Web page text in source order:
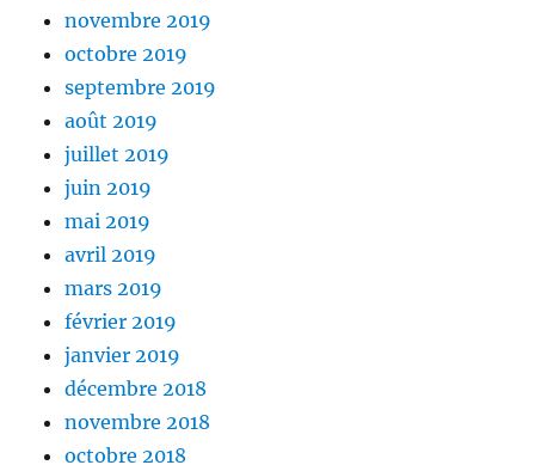
novembre 2019
octobre 2019
septembre 2019
août 2019
juillet 2019
juin 2019
mai 2019
avril 2019
mars 2019
février 2019
janvier 2019
décembre 2018
novembre 2018
octobre 2018